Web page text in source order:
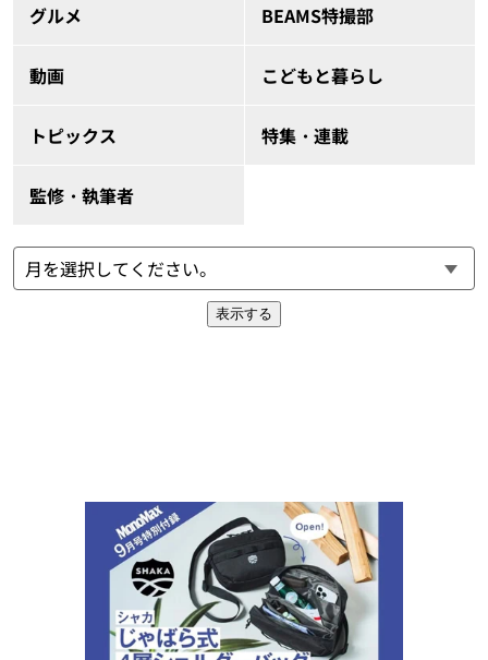
グルメ BEAMS特撮部
動画 こどもと暮らし
トピックス 特集・連載
監修・執筆者
表示する